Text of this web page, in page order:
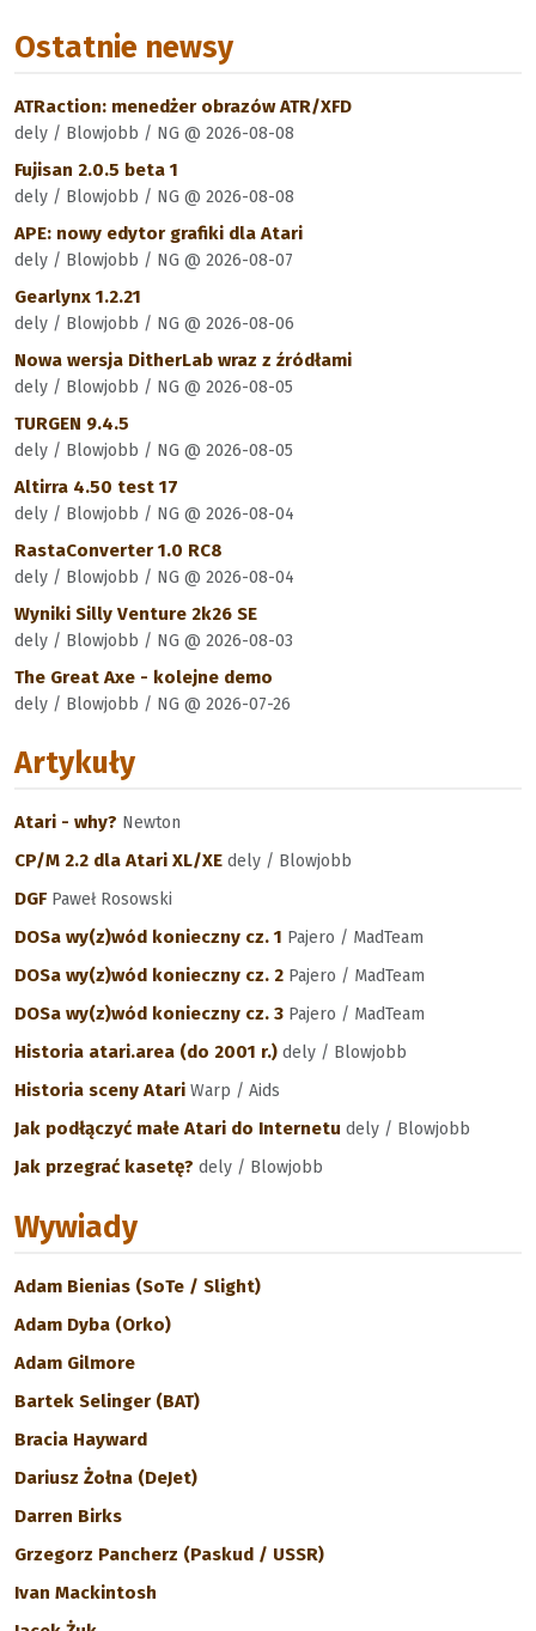
Ostatnie newsy
ATRaction: menedżer obrazów ATR/XFD
dely / Blowjobb / NG @ 2026-08-08
Fujisan 2.0.5 beta 1
dely / Blowjobb / NG @ 2026-08-08
APE: nowy edytor grafiki dla Atari
dely / Blowjobb / NG @ 2026-08-07
Gearlynx 1.2.21
dely / Blowjobb / NG @ 2026-08-06
Nowa wersja DitherLab wraz z źródłami
dely / Blowjobb / NG @ 2026-08-05
TURGEN 9.4.5
dely / Blowjobb / NG @ 2026-08-05
Altirra 4.50 test 17
dely / Blowjobb / NG @ 2026-08-04
RastaConverter 1.0 RC8
dely / Blowjobb / NG @ 2026-08-04
Wyniki Silly Venture 2k26 SE
dely / Blowjobb / NG @ 2026-08-03
The Great Axe - kolejne demo
dely / Blowjobb / NG @ 2026-07-26
Artykuły
Atari - why? Newton
CP/M 2.2 dla Atari XL/XE dely / Blowjobb
DGF Paweł Rosowski
DOSa wy(z)wód konieczny cz. 1 Pajero / MadTeam
DOSa wy(z)wód konieczny cz. 2 Pajero / MadTeam
DOSa wy(z)wód konieczny cz. 3 Pajero / MadTeam
Historia atari.area (do 2001 r.) dely / Blowjobb
Historia sceny Atari Warp / Aids
Jak podłączyć małe Atari do Internetu dely / Blowjobb
Jak przegrać kasetę? dely / Blowjobb
Wywiady
Adam Bienias (SoTe / Slight)
Adam Dyba (Orko)
Adam Gilmore
Bartek Selinger (BAT)
Bracia Hayward
Dariusz Żołna (DeJet)
Darren Birks
Grzegorz Pancherz (Paskud / USSR)
Ivan Mackintosh